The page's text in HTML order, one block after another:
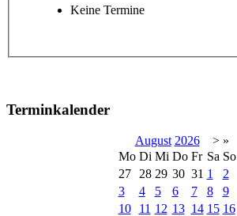
Keine Termine
Terminkalender
August 2026 > »
Mo Di Mi Do Fr Sa So
27
28 29 30 31 1
2
3
4 5 6 7 8
9
10
11 12 13 14 15 16